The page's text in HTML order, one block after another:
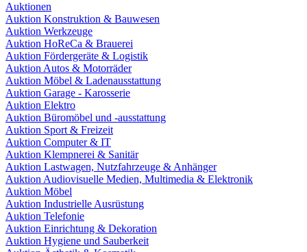
Auktionen
Auktion Konstruktion & Bauwesen
Auktion Werkzeuge
Auktion HoReCa & Brauerei
Auktion Fördergeräte & Logistik
Auktion Autos & Motorräder
Auktion Möbel & Ladenausstattung
Auktion Garage - Karosserie
Auktion Elektro
Auktion Büromöbel und -ausstattung
Auktion Sport & Freizeit
Auktion Computer & IT
Auktion Klempnerei & Sanitär
Auktion Lastwagen, Nutzfahrzeuge & Anhänger
Auktion Audiovisuelle Medien, Multimedia & Elektronik
Auktion Möbel
Auktion Industrielle Ausrüstung
Auktion Telefonie
Auktion Einrichtung & Dekoration
Auktion Hygiene und Sauberkeit